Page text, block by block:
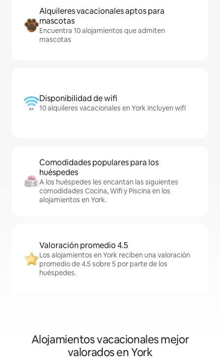
Alquileres vacacionales aptos para
mascotas
Encuentra 10 alojamientos que admiten
mascotas
Disponibilidad de wifi
10 alquileres vacacionales en York incluyen wifi
Comodidades populares para los
huéspedes
A los huéspedes les encantan las siguientes
comodidades Cocina, Wifi y Piscina en los
alojamientos en York.
Valoración promedio 4.5
Los alojamientos en York reciben una valoración
promedio de 4.5 sobre 5 por parte de los
huéspedes.
Alojamientos vacacionales mejor
valorados en York